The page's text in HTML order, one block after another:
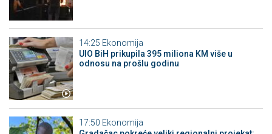
14:25 Ekonomija
UIO BiH prikupila 395 miliona KM više u
odnosu na prošlu godinu
17:50 Ekonomija